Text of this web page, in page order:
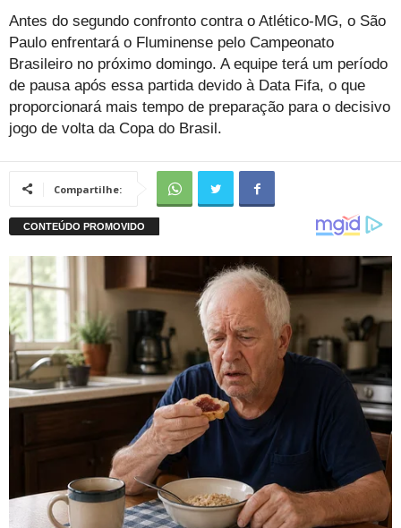
Antes do segundo confronto contra o Atlético-MG, o São
Paulo enfrentará o Fluminense pelo Campeonato
Brasileiro no próximo domingo. A equipe terá um período
de pausa após essa partida devido à Data Fifa, o que
proporcionará mais tempo de preparação para o decisivo
jogo de volta da Copa do Brasil.
Compartilhe: